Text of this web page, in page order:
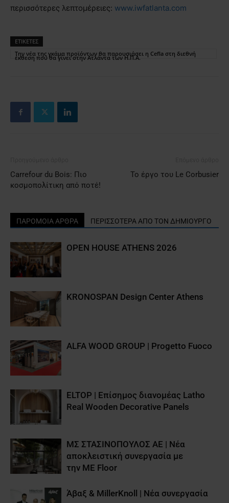
περισσότερες λεπτομέρειες: www.iwfatlanta.com
ΕΤΙΚΕΤΕΣ
Την νέα της γκάμα προϊόντων θα παρουσιάσει η Cefla στη διεθνή
έκθεση που θα γίνει στην Ατλάντα των Η.Π.Α.
Carrefour du Bois: Πιο
κοσμοπολίτικη από ποτέ!
Το έργο του Le Corbusier
ΠΑΡΟΜΟΙΑ ΑΡΘΡΑ ΠΕΡΙΣΣΟΤΕΡΑ ΑΠΟ ΤΟΝ ΔΗΜΙΟΥΡΓΟ
OPEN HOUSE ATHENS 2026
KRONOSPAN Design Center Athens
ALFA WOOD GROUP | Progetto Fuoco
ELTOP | Επίσημος διανομέας Latho
Real Wooden Decorative Panels
ΜΣ ΣΤΑΣΙΝΟΠΟΥΛΟΣ ΑΕ | Νέα
αποκλειστική συνεργασία με
την ME Floor
Άβαξ & MillerKnoll | Νέα συνεργασία